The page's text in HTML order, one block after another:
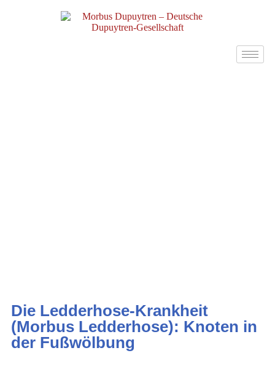
Die Ledderhose-Krankheit
(Morbus Ledderhose): Knoten in
der Fußwölbung